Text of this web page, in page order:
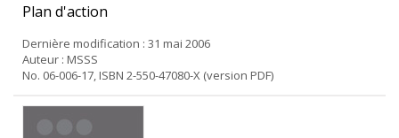
Plan d'action
Dernière modification : 31 mai 2006
Auteur : MSSS
No. 06-006-17, ISBN 2-550-47080-X (version PDF)